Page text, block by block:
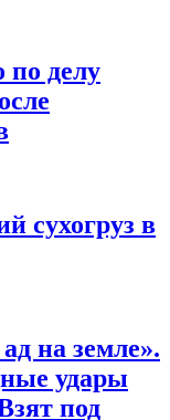
по делу
сухогруз в
на земле».
удары
под